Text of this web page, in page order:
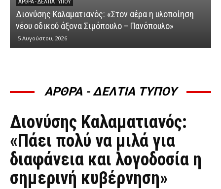
ΆΡΘΡΑ - ΔΕΛΤΊΑ ΤΎΠΟΥ
Διονύσης Καλαματιανός: «Στον αέρα η υλοποίηση
νέου οδικού άξονα Σιμόπουλο – Πανόπουλο»
5 Αυγούστου, 2026
ΑΡΘΡΑ - ΔΕΛΤΙΑ ΤΥΠΟΥ
ΆΡΘΡΑ - ΔΕΛΤΊΑ ΤΎΠΟΥ
Διονύσης Καλαματιανός:
«Πάει πολύ να μιλά για
διαφάνεια και λογοδοσία η
σημερινή κυβέρνηση»